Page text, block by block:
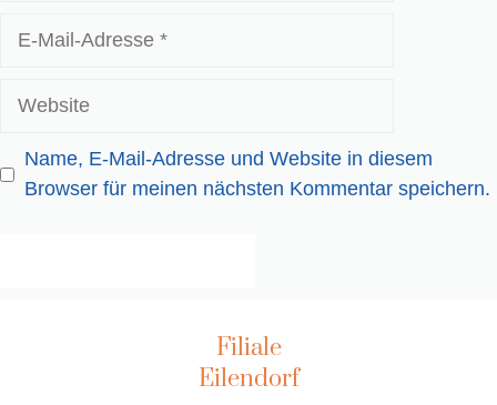
Website
Name, E-Mail-Adresse und Website in diesem
Browser für meinen nächsten Kommentar speichern.
Filiale
Eilendorf